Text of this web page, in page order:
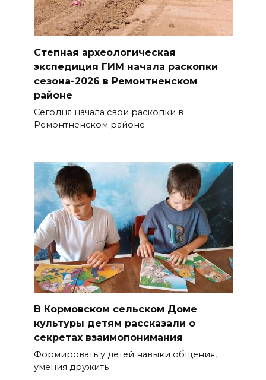
Степная археологическая
экспедиция ГИМ начала раскопки
сезона-2026 в Ремонтненском
районе
Сегодня начала свои раскопки в
Ремонтненском районе
В Кормовском сельском Доме
культуры детям рассказали о
секретах взаимопонимания
Формировать у детей навыки общения,
умения дружить